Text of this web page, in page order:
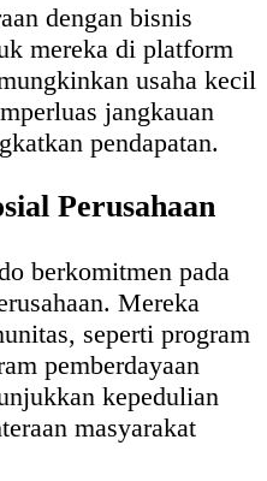
dengan bisnis
mereka di platform
usaha kecil
jangkauan
pendapatan.
Perusahaan
berkomitmen pada
Mereka
seperti program
pemberdayaan
kepedulian
masyarakat